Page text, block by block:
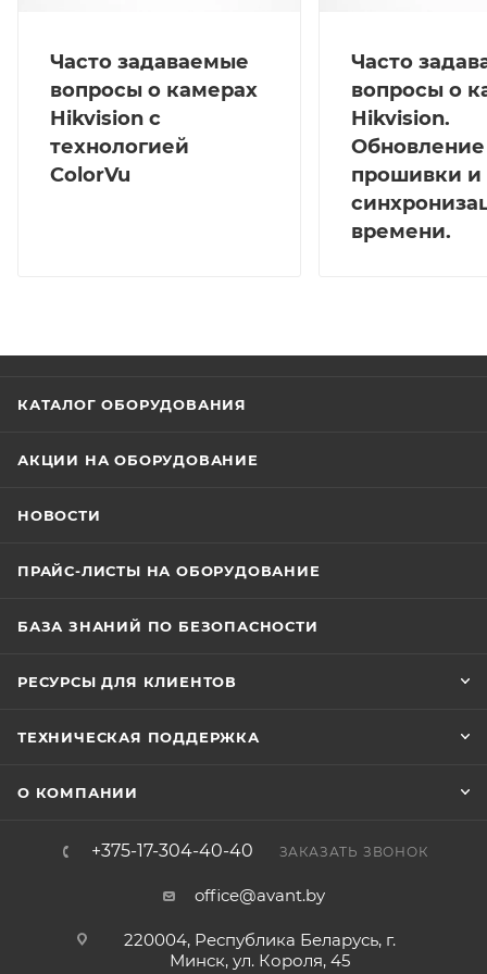
Часто задаваемые
вопросы о камерах
Hikvision с
технологией
ColorVu
Часто
вопросы о
Hikvision.
Обновление
прошивки и
времени.
КАТАЛОГ ОБОРУДОВАНИЯ
АКЦИИ НА ОБОРУДОВАНИЕ
НОВОСТИ
ПРАЙС-ЛИСТЫ НА ОБОРУДОВАНИЕ
БАЗА ЗНАНИЙ ПО БЕЗОПАСНОСТИ
РЕСУРСЫ ДЛЯ КЛИЕНТОВ
ТЕХНИЧЕСКАЯ ПОДДЕРЖКА
О КОМПАНИИ
+375-17-304-40-40 ЗАКАЗАТЬ ЗВОНОК
office@avant.by
220004, Республика Беларусь, г.
Минск, ул. Короля, 45